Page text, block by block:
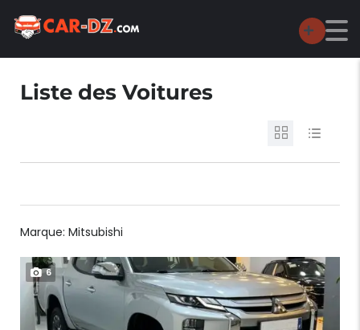
Liste des Voitures
Marque: Mitsubishi
6